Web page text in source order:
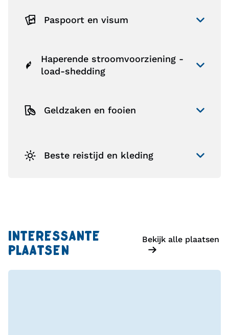
Paspoort en visum
Haperende stroomvoorziening -
load-shedding
Geldzaken en fooien
Beste reistijd en kleding
INTERESSANTE
PLAATSEN
Bekijk alle plaatsen